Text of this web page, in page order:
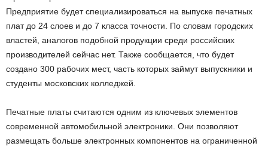
Предприятие будет специализироваться на выпуске печатных
плат до 24 слоев и до 7 класса точности. По словам городских
властей, аналогов подобной продукции среди российских
производителей сейчас нет. Также сообщается, что будет
создано 300 рабочих мест, часть которых займут выпускники и
студенты московских колледжей.
Печатные платы считаются одним из ключевых элементов
современной автомобильной электроники. Они позволяют
размещать больше электронных компонентов на ограниченной